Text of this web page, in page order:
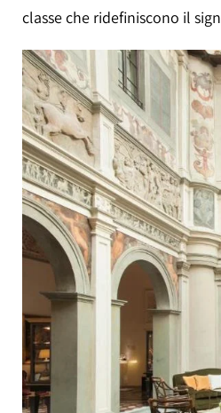
classe che ridefiniscono il